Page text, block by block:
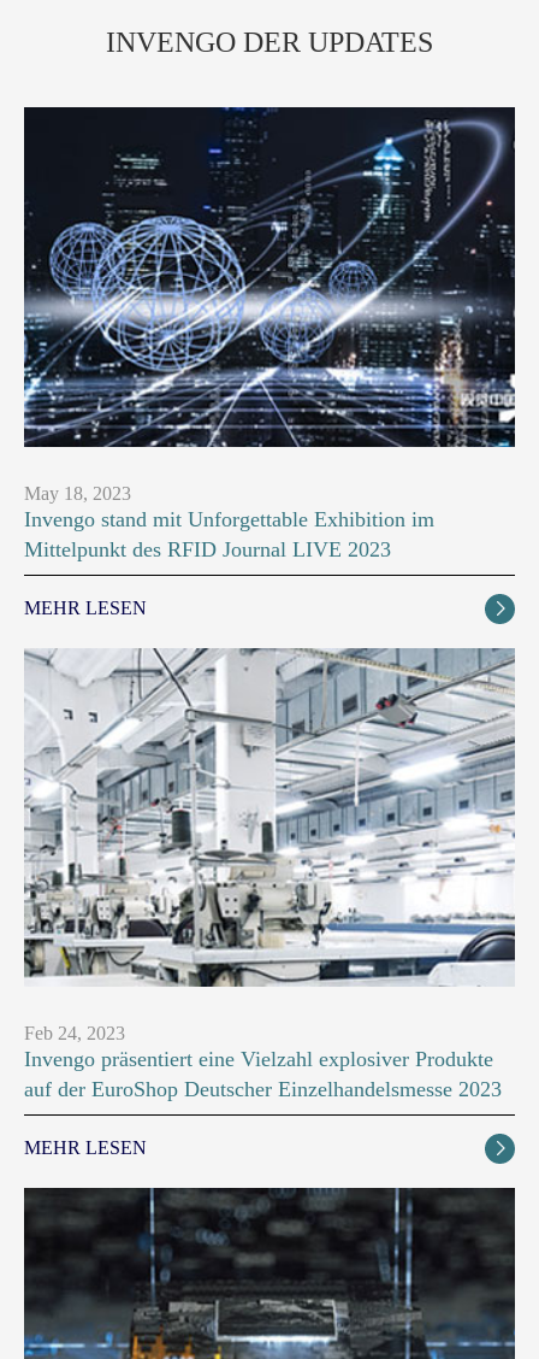
INVENGO DER UPDATES
May 18, 2023
Invengo stand mit Unforgettable Exhibition im
Mittelpunkt des RFID Journal LIVE 2023
MEHR LESEN 
Feb 24, 2023
Invengo präsentiert eine Vielzahl explosiver Produkte
auf der EuroShop Deutscher Einzelhandelsmesse 2023
MEHR LESEN 